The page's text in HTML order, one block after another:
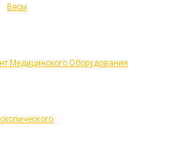
Весы
Медицинского Оборудования